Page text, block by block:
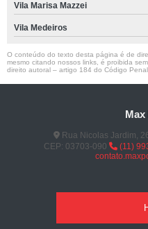
Vila Marisa Mazzei
Vila Medeiros
O conteúdo do texto desta página é de
mesmo citando nossos links, é proibida
direito autoral – artigo 184 do Código
Rua Nicolas Jardim,
CEP: 03703-090
(11)